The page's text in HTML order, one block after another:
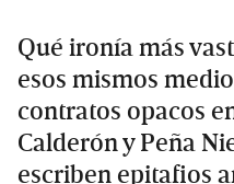
Qué ironía más
esos mismos
contratos opacos
Calderón y Peña
escriben epitafios